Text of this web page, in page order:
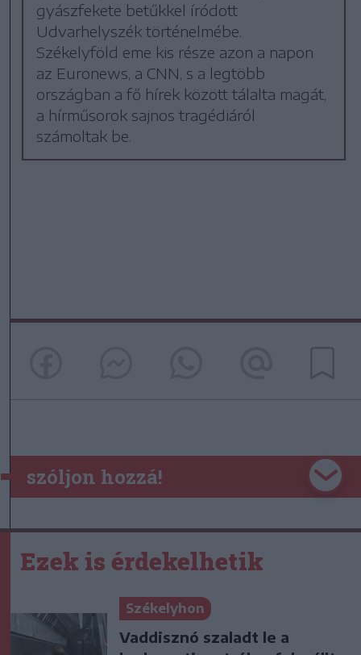
gyászfekete betűkkel íródott
Udvarhelyszék történelmébe.
Székelyföld eme kis része azon a napon
az Euronews, a CNN, s a legtöbb
országban a fő hírek között tálalta magát,
a hírműsorok sajnos tragédiáról
számoltak be.
szóljon hozzá!
Ezek is érdekelhetik
Székelyhon
Vaddisznó szaladt le a